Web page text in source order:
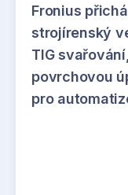
Fronius
strojírenský
TIG
povrchovou
pro